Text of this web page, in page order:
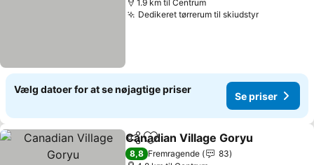
1.9 km til Centrum
Dedikeret tørrerum til skiudstyr
Vælg datoer for at se nøjagtige priser
Se priser
Del Føj til favoritter
Canadian Village Goryu
8,8 Fremragende
83